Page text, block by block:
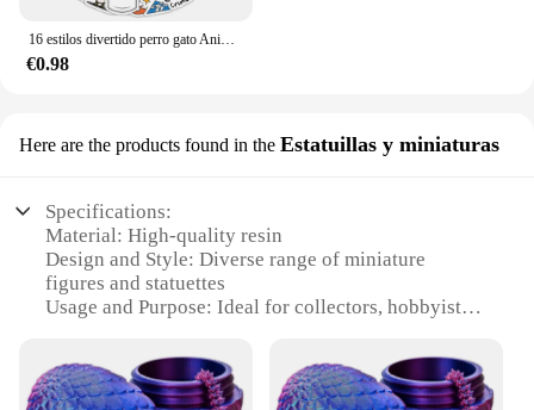
€0.98
Here are the products found in the Estatuillas y miniaturas
Specifications:
Material: High-quality resin
Design and Style: Diverse range of miniature
figures and statuettes
Usage and Purpose: Ideal for collectors, hobbyists,
Type and Category: Annua Estatuillas y miniaturas
Performance and Property: Durable and long-lasting
Parts and Accessories: Comes in sets, for sale